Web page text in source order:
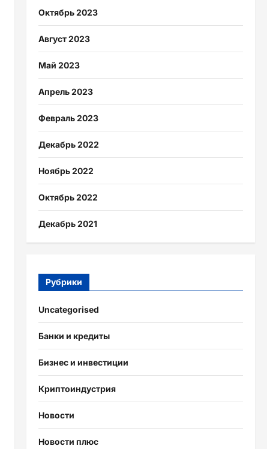
Октябрь 2023
Август 2023
Май 2023
Апрель 2023
Февраль 2023
Декабрь 2022
Ноябрь 2022
Октябрь 2022
Декабрь 2021
Рубрики
Uncategorised
Банки и кредиты
Бизнес и инвестиции
Криптоиндустрия
Новости
Новости плюс